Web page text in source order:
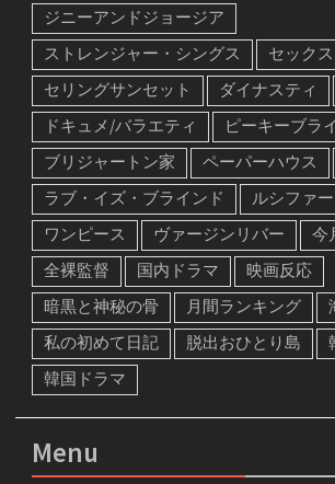
ジニーアンドジョージア
ストレンジャー・シングス
セック
セリングサンセット
ダイナスティ
ドキュメ/バラエティ
ピーキーブラ
ブリジャートン家
ペーパーハウス
ラブ・イズ・ブラインド
ルシファー
ワンピース
ヴァージンリバー
今
全裸監督
国内ドラマ
映画反応
暗黒と神秘の骨
月間ランキング
私の初めて日記
脱出おひとり島
韓国ドラマ
Menu